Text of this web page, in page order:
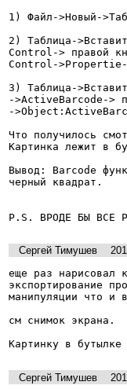
1) Файл->Новый-
2) Таблица-
Control-> правой
Control->Propertie-
3) Таблица-
->ActiveBarcode->
-
Что получилось
Картинка лежит в
Вывод: Barcode
черный квадрат.
P.S. ВРОДЕ БЫ ВСЕ
Сергей Тимушев
еще раз нарисовал
экспортирование
манипуляции что и
см снимок экрана.
Картинку в бутылке
Сергей Тимушев